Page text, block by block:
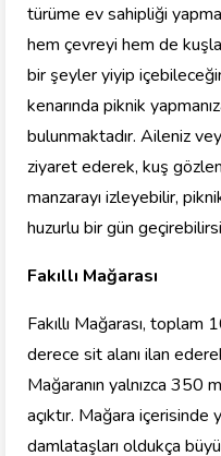
türüme ev sahipliği
hem çevreyi hem de
bir şeyler yiyip
kenarında piknik
bulunmaktadır. Aileniz
ziyaret ederek, kuş
manzarayı izleyebilir,
huzurlu bir gün
Fakıllı Mağarası
Fakıllı Mağarası, toplam
derece sit alanı ilan
Mağaranın yalnızca 350
açıktır. Mağara
damlataşları oldukça